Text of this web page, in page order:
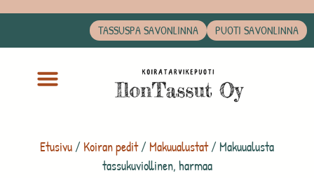
TASSUSPA SAVONLINNA PUOTI SAVONLINNA
Etusivu /Koiran pedit/ Makuualustat/ Makuualusta
tassukuviollinen, harmaa